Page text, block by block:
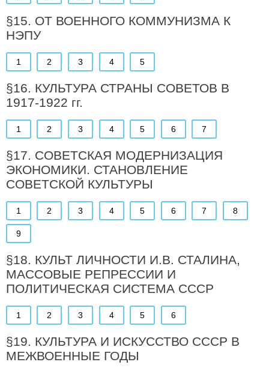
§15. ОТ ВОЕННОГО КОММУНИЗМА К
НЭПУ
1 2 3 4 5
§16. КУЛЬТУРА СТРАНЫ СОВЕТОВ В
1917-1922 гг.
1 2 3 4 5 6 7
§17. СОВЕТСКАЯ МОДЕРНИЗАЦИЯ
ЭКОНОМИКИ. СТАНОВЛЕНИЕ
СОВЕТСКОЙ КУЛЬТУРЫ
1 2 3 4 5 6 7 8
9
§18. КУЛЬТ ЛИЧНОСТИ И.В. СТАЛИНА,
МАССОВЫЕ РЕПРЕССИИ И
ПОЛИТИЧЕСКАЯ СИСТЕМА СССР
1 2 3 4 5 6
§19. КУЛЬТУРА И ИСКУССТВО СССР В
МЕЖВОЕННЫЕ ГОДЫ